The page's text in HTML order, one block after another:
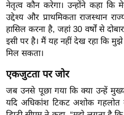
यं
ग
इं
डि
सा
हि
त्य
नेतृत्व कौन करेगा। उन्होंने कहा कि
उद्देश्य और प्राथमिकता राजस्थान
हासिल करना है, जहां 30 वर्षों से
इसी पर है। मैं यह नहीं देख रहा कि
मिल सकता।
एकजुटता पर जोर
जब उनसे पूछा गया कि क्या उन्हें
यदि अधिकांश टिकट अशोक गहलोत